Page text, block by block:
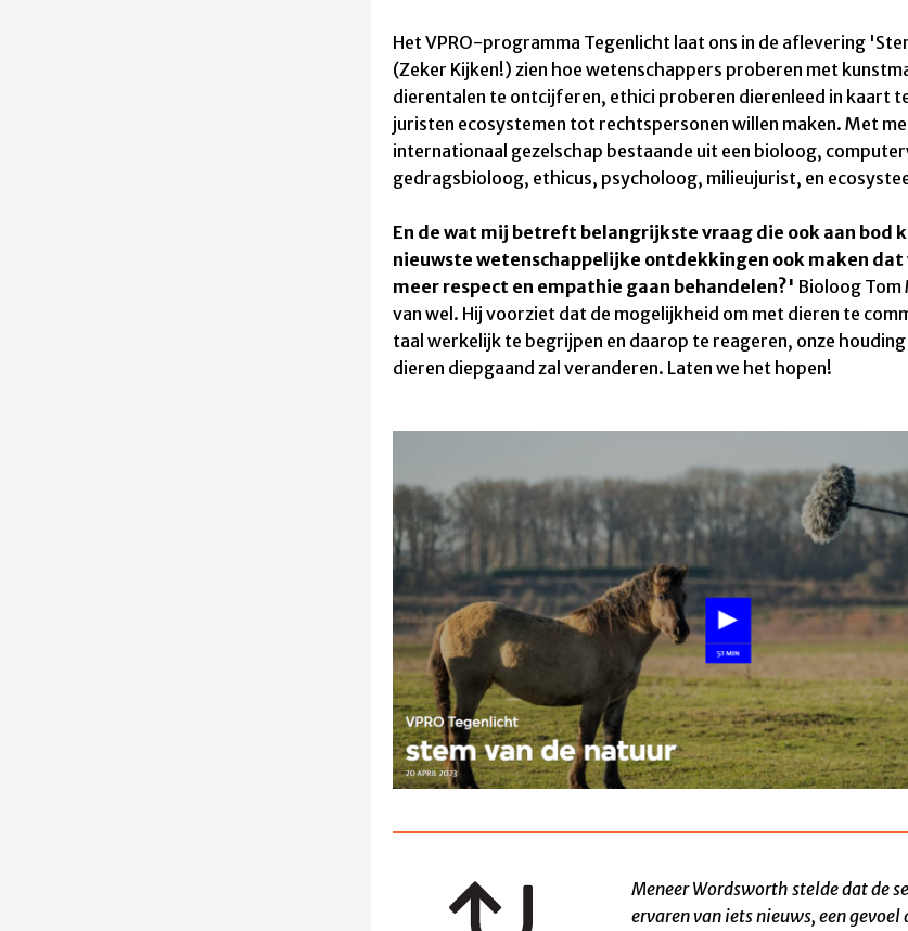
Het VPRO-programma Tegenlicht laat ons in de aflevering
(Zeker Kijken!) zien hoe wetenschappers proberen met
dierentalen te ontcijferen, ethici proberen dierenleed in kaart
juristen ecosystemen tot rechtspersonen willen maken. Met
internationaal gezelschap bestaande uit een bioloog,
gedragsbioloog, ethicus, psycholoog, milieujurist, en
En de wat mij betreft belangrijkste vraag die ook aan bod
nieuwste wetenschappelijke ontdekkingen ook maken
meer respect en empathie gaan behandelen?' Bioloog
van wel. Hij voorziet dat de mogelijkheid om met dieren te
taal werkelijk te begrijpen en daarop te reageren, onze
dieren diepgaand zal veranderen. Laten we het hopen!
Meneer Wordsworth stelde dat de
ervaren van iets nieuws, een gevoel